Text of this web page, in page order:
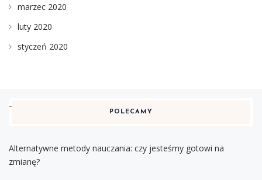
marzec 2020
luty 2020
styczeń 2020
POLECAMY
Alternatywne metody nauczania: czy jesteśmy gotowi na
zmianę?